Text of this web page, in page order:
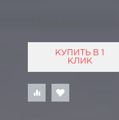
КУПИТЬ В 1
КЛИК